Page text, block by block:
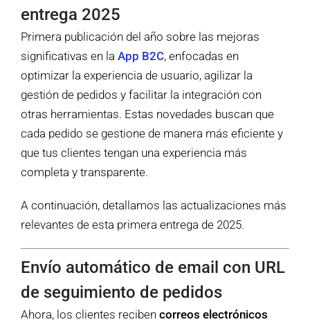
entrega 2025
Primera publicación del año sobre las mejoras
significativas en la App B2C, enfocadas en
optimizar la experiencia de usuario, agilizar la
gestión de pedidos y facilitar la integración con
otras herramientas. Estas novedades buscan que
cada pedido se gestione de manera más eficiente y
que tus clientes tengan una experiencia más
completa y transparente.
A continuación, detallamos las actualizaciones más
relevantes de esta primera entrega de 2025.
Envío automático de email con URL
de seguimiento de pedidos
Ahora, los clientes reciben correos electrónicos